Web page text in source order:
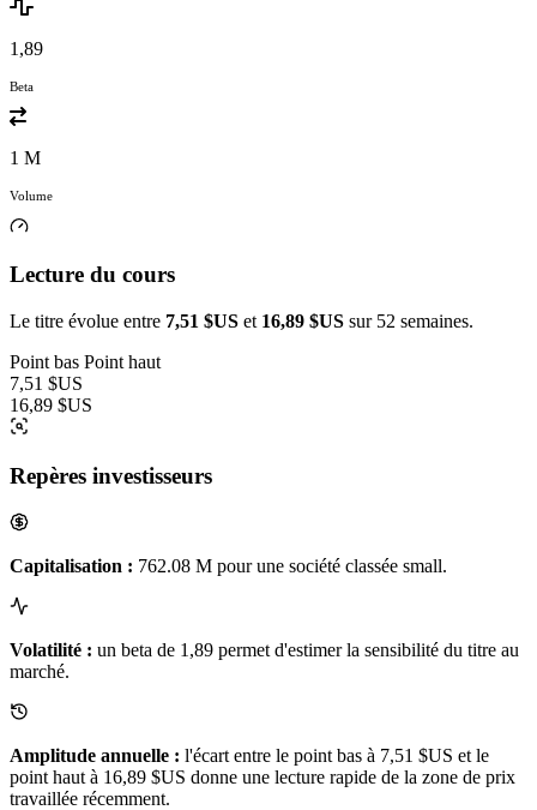
1,89
Beta
1 M
Volume
Lecture du cours
Le titre évolue entre 7,51 $US et 16,89 $US sur 52 semaines.
Point bas Point haut
7,51 $US
16,89 $US
Repères investisseurs
Capitalisation : 762.08 M pour une société classée small.
Volatilité : un beta de 1,89 permet d'estimer la sensibilité du titre au
marché.
Amplitude annuelle : l'écart entre le point bas à 7,51 $US et le
point haut à 16,89 $US donne une lecture rapide de la zone de prix
travaillée récemment.